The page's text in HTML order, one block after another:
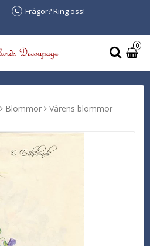
Frågor? Ring oss!
0
Blommor Vårens blommor